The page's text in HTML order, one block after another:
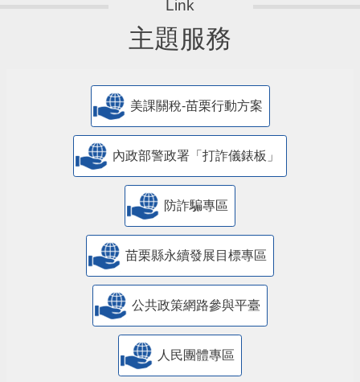
主題服務
美課關稅-苗栗行動方案
內政部警政署「打詐儀錶板」
防詐騙專區
苗栗縣永續發展目標專區
公共政策網路參與平臺
人民團體專區